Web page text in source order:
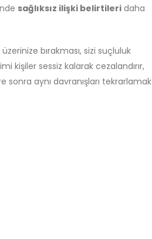
sağlıksız ilişki belirtileri daha
bırakması, sizi suçluluk
kişiler sessiz kalarak cezalandırır,
sonra aynı davranışları tekrarlamak